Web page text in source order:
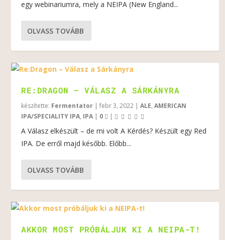
egy webinariumra, mely a NEIPA (New England...
OLVASS TOVÁBB
RE:DRAGON – VÁLASZ A SÁRKÁNYRA
készítette: Fermentator |febr 3, 2022 |ALE,AMERICAN
IPA/SPECIALITY IPA, IPA | 0 |
A Válasz elkészült – de mi volt A Kérdés? Készült egy Red
IPA. De erről majd később. Előbb...
OLVASS TOVÁBB
AKKOR MOST PRÓBÁLJUK KI A NEIPA-T!